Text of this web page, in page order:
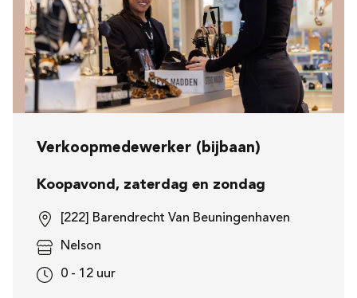
Verkoopmedewerker (bijbaan)
Koopavond, zaterdag en zondag
[222] Barendrecht Van Beuningenhaven
Nelson
0 - 12 uur